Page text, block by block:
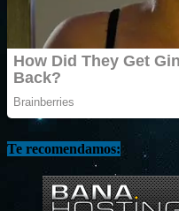
Te recomendamos: